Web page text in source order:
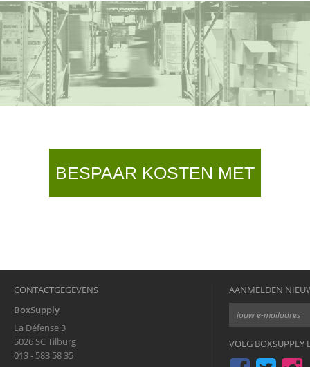
BESPAAR KOSTEN MET
CONTACTGEGEVENS
BoxSupply
La Défense 3
5026 SC Tilburg
013 - 583 58 35
AANMELDEN
VOLG BOXSUPPLY